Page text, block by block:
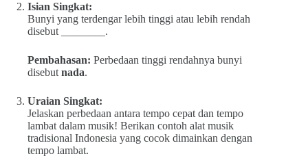
Isian Singkat:
Bunyi yang terdengar lebih tinggi atau lebih rendah
disebut ________.
Pembahasan: Perbedaan tinggi rendahnya bunyi
disebut nada.
Uraian Singkat:
Jelaskan perbedaan antara tempo cepat dan tempo
lambat dalam musik! Berikan contoh alat musik
tradisional Indonesia yang cocok dimainkan dengan
tempo lambat.